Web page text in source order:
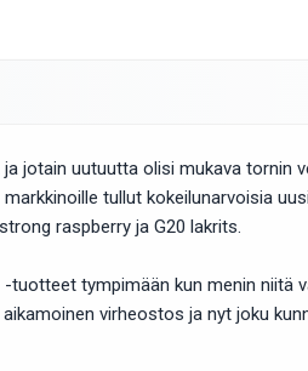
jotain uutuutta olisi mukava tornin
tullut kokeilunarvoisia
raspberry ja G20 lakrits.
tympimään kun menin niitä
aikamoinen virheostos ja nyt joku